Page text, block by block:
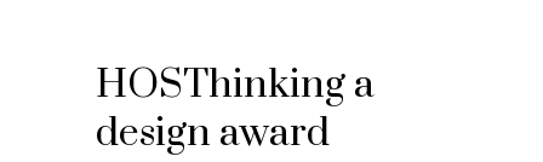
HOSThinking a
design award